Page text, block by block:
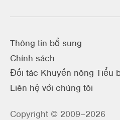
Thông tin bổ sung
Chính sách
Đối tác Khuyến nông Tiểu
Liên hệ với chúng tôi
Copyright © 2009–2026